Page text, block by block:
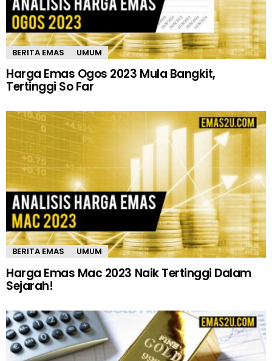
BERITA EMAS UMUM
Harga Emas Ogos 2023 Mula Bangkit,
Tertinggi So Far
BERITA EMAS UMUM
Harga Emas Mac 2023 Naik Tertinggi Dalam
Sejarah!